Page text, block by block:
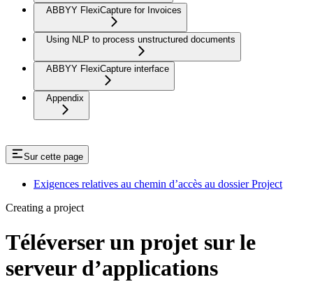
ABBYY FlexiCapture for Invoices
Using NLP to process unstructured documents
ABBYY FlexiCapture interface
Appendix
Sur cette page
Exigences relatives au chemin d’accès au dossier Project
Creating a project
Téléverser un projet sur le
serveur d’applications